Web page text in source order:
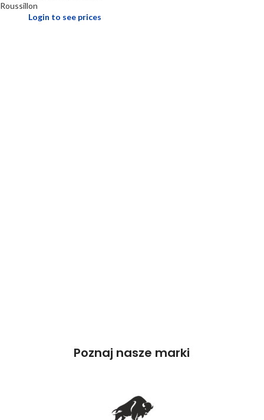
Roussillon
Login to see prices
Poznaj nasze marki